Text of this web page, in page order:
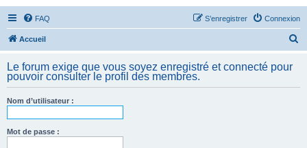
FAQ Connexion
S’enregistrer
Accueil
h
Le forum exige que vous soyez enregistré et connecté pour
pouvoir consulter le profil des membres.
Nom d’utilisateur :
Mot de passe :